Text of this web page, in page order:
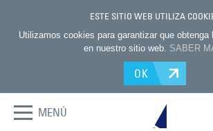
ESTE SITIO WEB UTILIZA
Utilizamos cookies para garantizar que obtenga
en nuestro sitio web. SABER
OK
MENÚ